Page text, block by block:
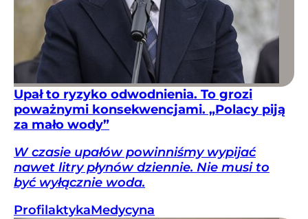
Upał to ryzyko odwodnienia. To grozi
poważnymi konsekwencjami. „Polacy piją
za mało wody”
W czasie upałów powinniśmy wypijać
nawet litry płynów dziennie. Nie musi to
być wyłącznie woda.
ProfilaktykaMedycyna